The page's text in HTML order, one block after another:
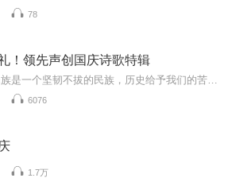
78
！领先声创国庆诗歌特辑
6076
1.7万